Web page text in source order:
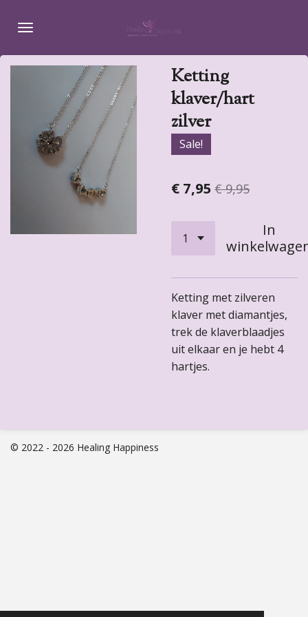
direct
de
Ketting
klaver/hart
zilver
Sale!
€ 7,95 € 9,95
In
Ketting met zilveren
klaver met diamantjes,
trek de klaverblaadjes
uit elkaar en je hebt 4
hartjes.
© 2022 - 2026 Healing Happiness